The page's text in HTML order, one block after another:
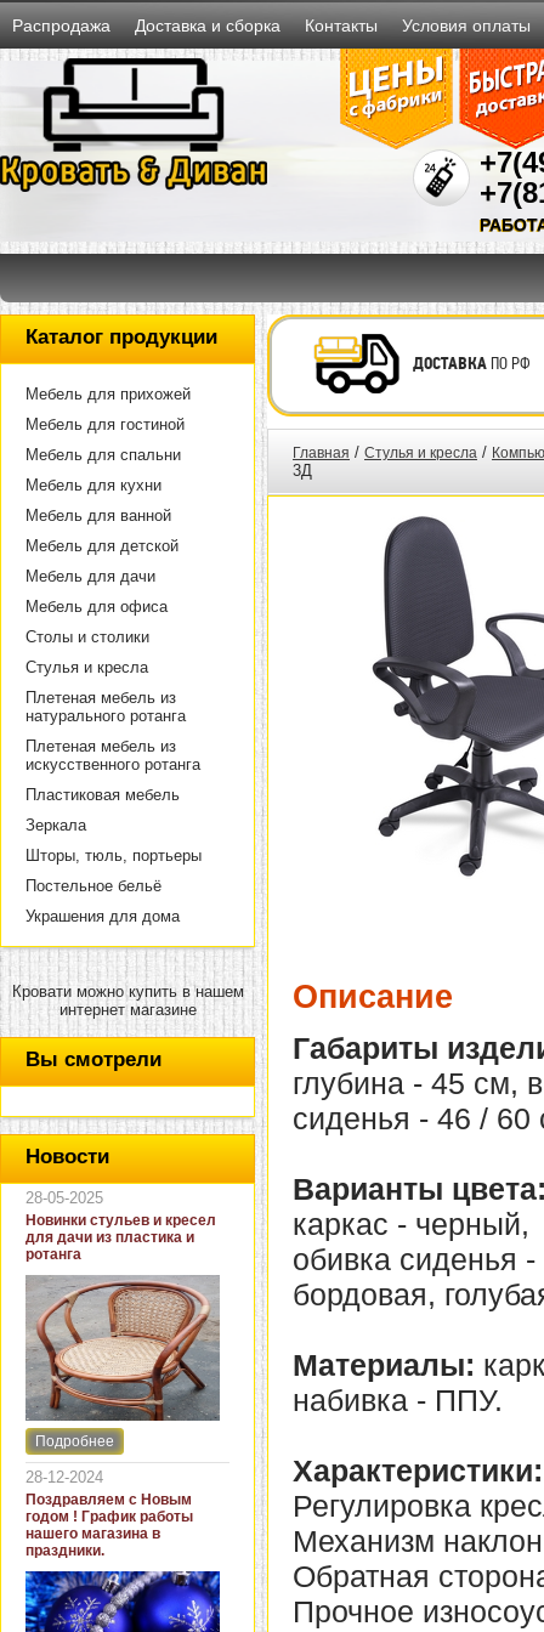
Распродажа Доставка и сборка Контакты Условия оплаты
Каталог продукции
Мебель для прихожей
Мебель для гостиной
Мебель для спальни
Мебель для кухни
Мебель для ванной
Мебель для детской
Мебель для дачи
Мебель для офиса
Столы и столики
Стулья и кресла
Плетеная мебель из
натурального ротанга
Плетеная мебель из
искусственного ротанга
Пластиковая мебель
Зеркала
Шторы, тюль, портьеры
Постельное бельё
Украшения для дома
Кровати можно купить в нашем
интернет магазине
Вы смотрели
Новости
28-05-2025
Новинки стульев и кресел
для дачи из пластика и
ротанга
Интернет-магазин "Кровать
и диван" представляет
новинки стульев и кресел
для дачи. В ассортименте
представлены как
бюджетные модели из
пластика для дачи, так и
кресла для загородных
домов из натурального и
искусственного ротанга.
Подробнее
28-12-2024
Поздравляем с Новым
годом ! График работы
нашего магазина в
праздники.
ДОСТАВКАПО РФ
Главная / Стулья и кресла /
3Д
Описание
Габариты
глубина - 45 см,
сиденья - 46 / 60
Варианты
каркас - черный,
обивка сиденья
бордовая,
Материалы:
набивка - ППУ.
Характеристики:
Регулировка
Механизм
Обратная
Прочное